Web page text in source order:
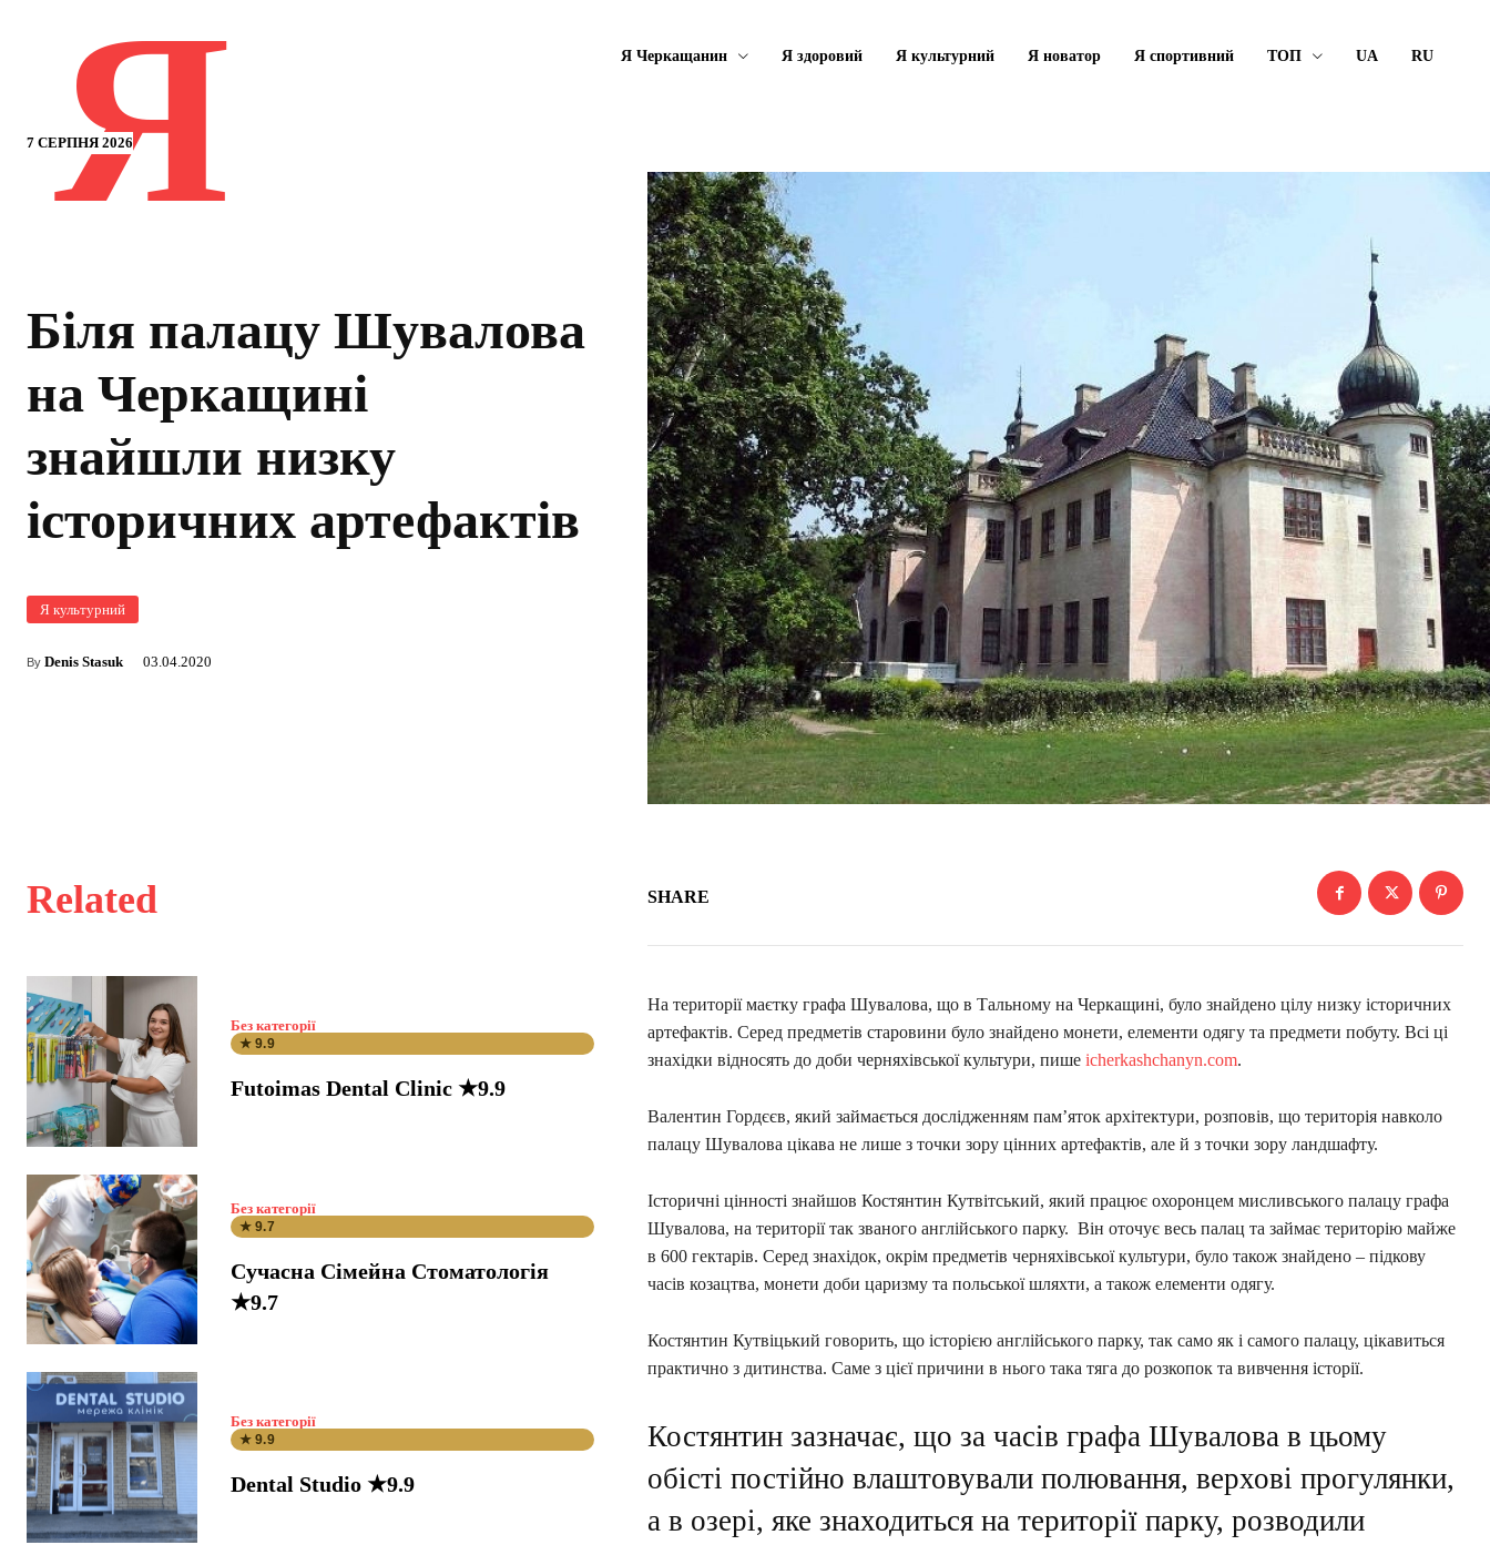
7 СЕРПНЯ 2026
Я Я Черкащанин Я здоровий Я культурний Я новатор Я спортивний ТОП UA RU
Біля палацу Шувалова
на Черкащині
знайшли низку
історичних артефактів
Я культурний
By Denis Stasuk 03.04.2020
Related
Без категорії
★ 9.9
Futoimas Dental Clinic ★9.9
Без категорії
★ 9.7
Сучасна Сімейна Стоматологія
★9.7
Без категорії
★ 9.9
Dental Studio ★9.9
SHARE
На території маєтку графа Шувалова, що в Тальному на Черкащині, було знайдено цілу низку історичних
артефактів. Серед предметів старовини було знайдено монети, елементи одягу та предмети побуту. Всі ці
знахідки відносять до доби черняхівської культури, пише icherkashchanyn.com.
Валентин Гордєєв, який займається дослідженням пам’яток архітектури, розповів, що територія навколо
палацу Шувалова цікава не лише з точки зору цінних артефактів, але й з точки зору ландшафту.
Історичні цінності знайшов Костянтин Кутвітський, який працює охоронцем мисливського палацу графа
Шувалова, на території так званого англійського парку. Він оточує весь палац та займає територію майже
в 600 гектарів. Серед знахідок, окрім предметів черняхівської культури, було також знайдено – підкову
часів козацтва, монети доби царизму та польської шляхти, а також елементи одягу.
Костянтин Кутвіцький говорить, що історією англійського парку, так само як і самого палацу, цікавиться
практично з дитинства. Саме з цієї причини в нього така тяга до розкопок та вивчення історії.
Костянтин зазначає, що за часів графа Шувалова в цьому
обісті постійно влаштовували полювання, верхові прогулянки,
а в озері, яке знаходиться на території парку, розводили